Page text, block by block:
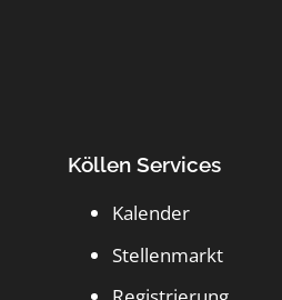
Köllen Services
Kalender
Stellenmarkt